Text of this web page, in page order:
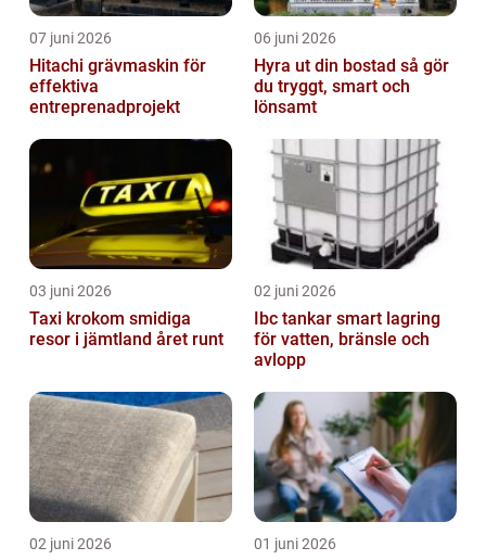
07 juni 2026
Hitachi grävmaskin för
effektiva
entreprenadprojekt
06 juni 2026
Hyra ut din bostad så gör
du tryggt, smart och
lönsamt
03 juni 2026
Taxi krokom smidiga
resor i jämtland året runt
02 juni 2026
Ibc tankar smart lagring
för vatten, bränsle och
avlopp
02 juni 2026 01 juni 2026